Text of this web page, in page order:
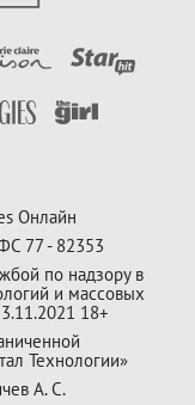
Онлайн
77 - 82353
по надзору в
и массовых
18+
Технологии»
А. С.